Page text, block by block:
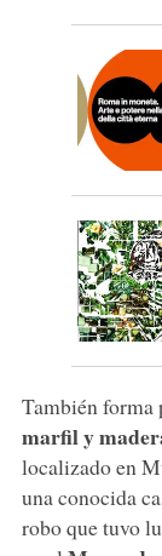
También forma
marfil y
localizado en
una conocida
robo que tuvo